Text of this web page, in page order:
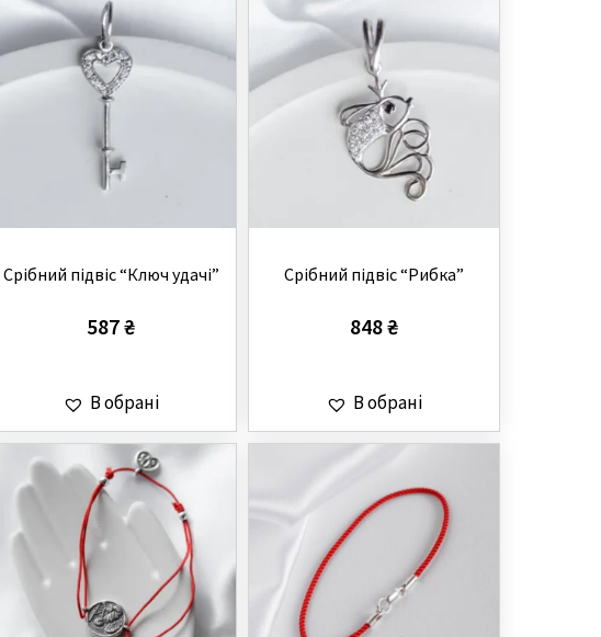
Cрібний підвіс “Ключ удачі”
587₴
В обрані
Cрібний підвіс “Рибка”
848₴
В обрані